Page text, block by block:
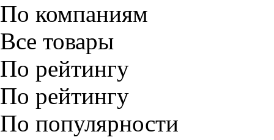
По компаниям
Все товары
По рейтингу
По рейтингу
По популярности